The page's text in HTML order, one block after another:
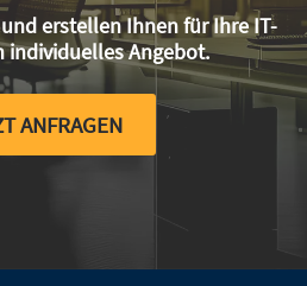
erstellen Ihnen für Ihre IT-
individuelles Angebot.
ANFRAGEN